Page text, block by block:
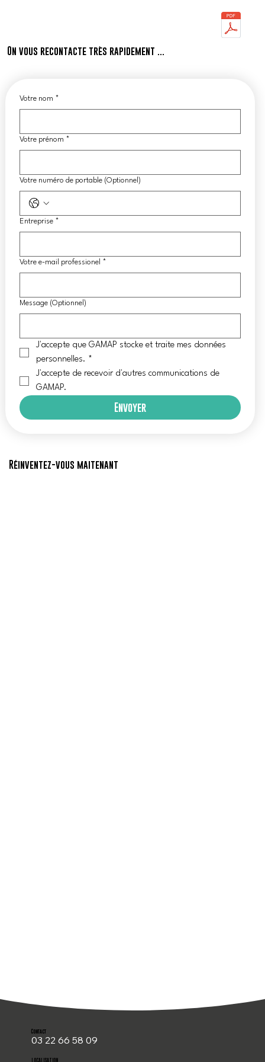
On vous recontacte très rapidement ...
Réinventez-vous maitenant
Votre nom *
Votre prénom *
Votre numéro de portable (Optionnel)
Entreprise *
Votre e-mail professionel *
Message (Optionnel)
J'accepte que GAMAP stocke et traite mes données
personnelles. *
J'accepte de recevoir d'autres communications de
GAMAP.
Envoyer
Contact
03 22 66 58 09
LOCALISATION